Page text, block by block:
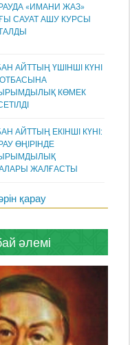
«ИМАНИ ЖАЗ»
САУАТ АШУ КУРСЫ
АЙТТЫҢ ҮШІНШІ КҮНІ
КӨМЕК
АЙТТЫҢ ЕКІНШІ КҮНІ:
ӨҢІРІНДЕ
ЖАЛҒАСТЫ
қарау
әлемі